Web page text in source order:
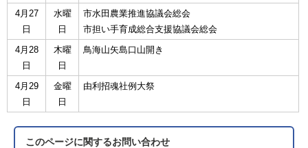
4月27
日
水曜
日
市水田農業推進協議会総会
市担い手育成総合支援協議会総会
4月28
日
木曜
日
鳥海山矢島口山開き
4月29
日
金曜
日
由利招魂社例大祭
このページに関するお問い合わせ